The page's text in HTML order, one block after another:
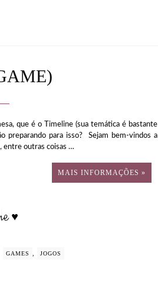
que é o Timeline (sua temática é bastante
preparando para isso? Sejam bem-vindos a
entre outras coisas …
MAIS INFORMAÇÕES »
GAMES , JOGOS